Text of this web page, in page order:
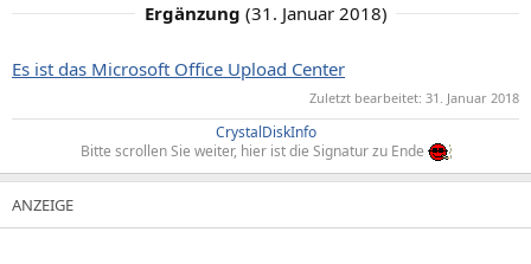
Ergänzung (31. Januar 2018)
Es ist das Microsoft Office Upload Center
Zuletzt bearbeitet: 31. Januar 2018
CrystalDiskInfo
Bitte scrollen Sie weiter, hier ist die Signatur zu Ende